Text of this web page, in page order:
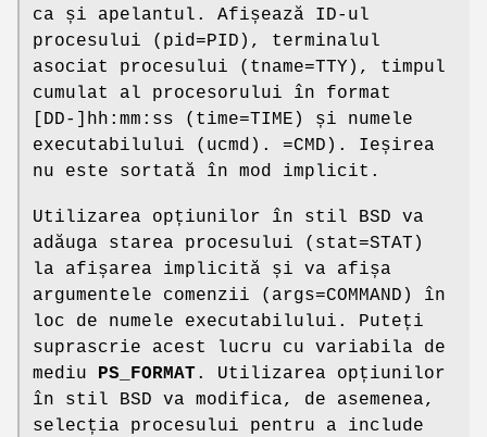
ca și apelantul. Afișează ID-ul
procesului (pid=PID), terminalul
asociat procesului (tname=TTY), timpul
cumulat al procesorului în format
[DD-]hh:mm:ss (time=TIME) și numele
executabilului (ucmd). =CMD). Ieșirea
nu este sortată în mod implicit.
Utilizarea opțiunilor în stil BSD va
adăuga starea procesului (stat=STAT)
la afișarea implicită și va afișa
argumentele comenzii (args=COMMAND) în
loc de numele executabilului. Puteți
suprascrie acest lucru cu variabila de
mediu
PS_FORMAT. Utilizarea opțiunilor
în stil BSD va modifica, de asemenea,
selecția procesului pentru a include